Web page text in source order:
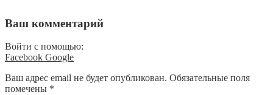
Ваш комментарий
Войти с помощью:
Facebook Google
Ваш адрес email не будет опубликован. Обязательные поля
помечены *